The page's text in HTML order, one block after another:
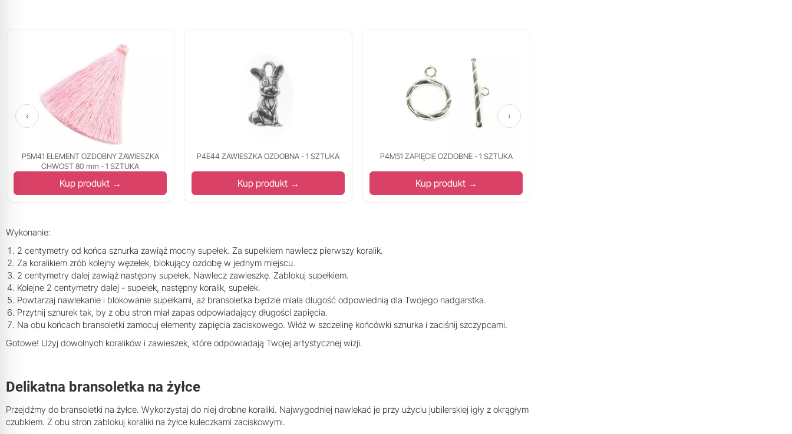
‹
P5M41 ELEMENT OZDOBNY ZAWIESZKA
CHWOST 80 mm - 1 SZTUKA
Kup produkt →
P4E44 ZAWIESZKA OZDOBNA - 1 SZTUKA
Kup produkt →
P4M51 ZAPIĘCIE OZDOBNE - 1 SZTUKA
Kup produkt →
›
Wykonanie:
2 centymetry od końca sznurka zawiąż mocny supełek. Za supełkiem nawlecz pierwszy koralik.
Za koralikiem zrób kolejny węzełek, blokujący ozdobę w jednym miejscu.
2 centymetry dalej zawiąż następny supełek. Nawlecz zawieszkę. Zablokuj supełkiem.
Kolejne 2 centymetry dalej - supełek, następny koralik, supełek.
Powtarzaj nawlekanie i blokowanie supełkami, aż bransoletka będzie miała długość odpowiednią dla Twojego nadgarstka.
Przytnij sznurek tak, by z obu stron miał zapas odpowiadający długości zapięcia.
Na obu końcach bransoletki zamocuj elementy zapięcia zaciskowego. Włóż w szczelinę końcówki sznurka i zaciśnij szczypcami.
Gotowe! Użyj dowolnych koralików i zawieszek, które odpowiadają Twojej artystycznej wizji.
Delikatna bransoletka na żyłce
Przejdźmy do bransoletki na żyłce. Wykorzystaj do niej drobne koraliki. Najwygodniej nawlekać je przy użyciu jubilerskiej igły z okrągłym
czubkiem. Z obu stron zablokuj koraliki na żyłce kuleczkami zaciskowymi.